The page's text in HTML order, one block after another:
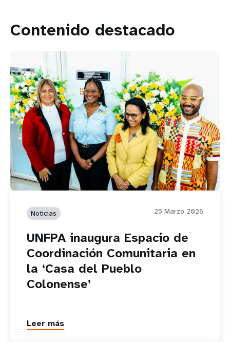
Contenido destacado
Noticias 25 Marzo 2026
UNFPA inaugura Espacio de
Coordinación Comunitaria en
la ‘Casa del Pueblo
Colonense’
Leer más